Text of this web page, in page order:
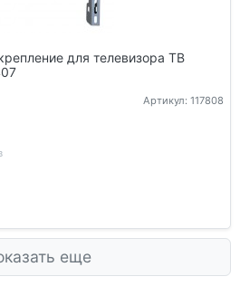
для телевизора ТВ
Артикул: 117808
еще